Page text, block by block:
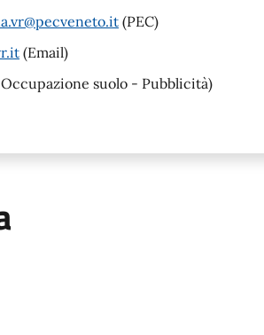
(PEC)
(Email)
suolo - Pubblicità)